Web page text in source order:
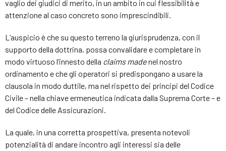
vaglio dei giudici di merito, in un ambito in cui flessibilità e
attenzione al caso concreto sono imprescindibili.
L’auspicio è che su questo terreno la giurisprudenza, con il
supporto della dottrina, possa convalidare e completare in
modo virtuoso l’innesto della claims madenel nostro
ordinamento e che gli operatori si predispongano a usare la
clausola in modo duttile, ma nel rispetto dei principi del Codice
Civile – nella chiave ermeneutica indicata dalla Suprema Corte – e
del Codice delle Assicurazioni.
La quale, in una corretta prospettiva, presenta notevoli
potenzialità di andare incontro agli interessi sia delle